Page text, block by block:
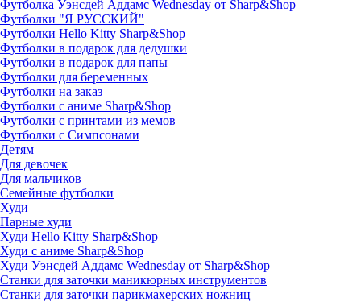
Футболка Уэнсдей Аддамс Wednesday от Sharp&Shop
Футболки "Я РУССКИЙ"
Футболки Hello Kitty Sharp&Shop
Футболки в подарок для дедушки
Футболки в подарок для папы
Футболки для беременных
Футболки на заказ
Футболки с аниме Sharp&Shop
Футболки с принтами из мемов
Футболки с Симпсонами
Детям
Для девочек
Для мальчиков
Семейные футболки
Худи
Парные худи
Худи Hello Kitty Sharp&Shop
Худи с аниме Sharp&Shop
Худи Уэнсдей Аддамс Wednesday от Sharp&Shop
Станки для заточки маникюрных инструментов
Станки для заточки парикмахерских ножниц